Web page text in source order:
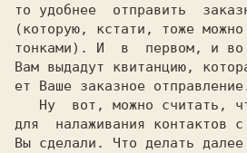
то удобнее  отправить
(которую, кстати, тоже
тонками). И  в  первом, и во
Вам выдадут квитанцию,
ет Ваше заказное
для  налаживания контактов
Вы сделали. Что делать